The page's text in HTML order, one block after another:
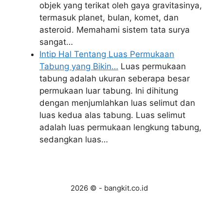
objek yang terikat oleh gaya gravitasinya,
termasuk planet, bulan, komet, dan
asteroid. Memahami sistem tata surya
sangat…
Intip Hal Tentang Luas Permukaan
Tabung yang Bikin… Luas permukaan
tabung adalah ukuran seberapa besar
permukaan luar tabung. Ini dihitung
dengan menjumlahkan luas selimut dan
luas kedua alas tabung. Luas selimut
adalah luas permukaan lengkung tabung,
sedangkan luas…
2026 © - bangkit.co.id